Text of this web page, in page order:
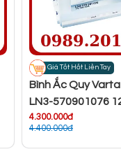
Giá Tốt Hốt Liền Tay
Bình Ắc Quy
LN3-570901076
4.300.000đ
4.400.000đ